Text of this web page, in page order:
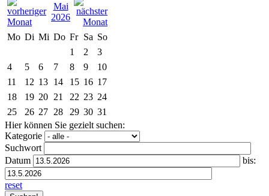
Mai
2026
Mo Di Mi Do Fr Sa So
1
2
3
4
5 6 7 8 9
10
11
12 13 14 15 16 17
18
19 20 21 22 23 24
25
26 27 28 29 30 31
Hier können Sie gezielt suchen:
Kategorie
Suchwort
Datum
bis:
reset